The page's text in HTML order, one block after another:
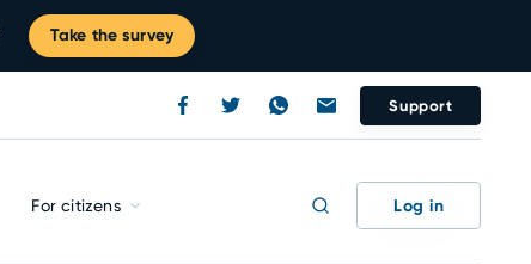
Take the survey
Support
For citizens Log in